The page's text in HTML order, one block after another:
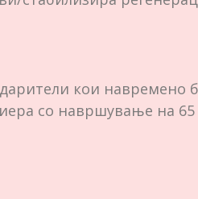
кои
со навршување на